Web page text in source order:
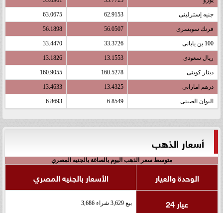
جنيه إسترلينى 62.9153
63.0675
فرنك سويسرى 56.0507
56.1898
100 ين يابانى 33.3726
33.4470
ريال سعودى 13.1553
13.1826
دينار كويتى 160.5278
160.9055
درهم اماراتى 13.4325
13.4633
اليوان الصينى 6.8549
6.8693
أسعار الذهب
متوسط سعر الذهب اليوم بالصاغة بالجنيه المصري
الوحدة والعيار
الأسعار بالجنيه المصري
عيار 24
بيع 3,629 شراء 3,686